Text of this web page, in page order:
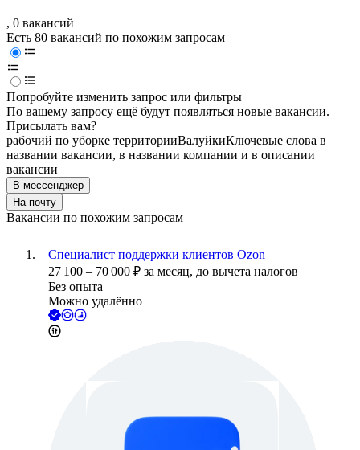
, 0 вакансий
Есть 80 вакансий по похожим запросам
Попробуйте изменить запрос или фильтры
По вашему запросу ещё будут появляться новые вакансии.
Присылать вам?
рабочий по уборке территорииВалуйкиКлючевые слова в
названии вакансии, в названии компании и в описании
вакансии
В мессенджер
На почту
Вакансии по похожим запросам
Специалист поддержки клиентов Ozon
27 100 – 70 000 ₽ за месяц, до вычета налогов
Без опыта
Можно удалённо